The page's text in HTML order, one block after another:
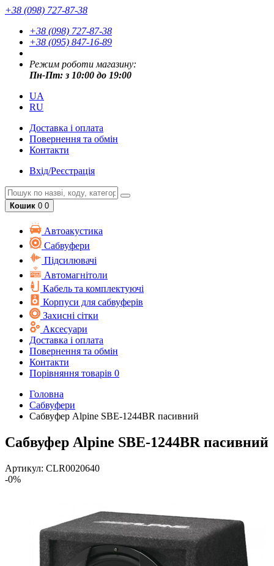
+38 (098) 727-87-38
+38 (098) 727-87-38
+38 (095) 847-16-89
Режим роботи магазину:
Пн-Пт: з 10:00 до 19:00
UA
RU
Доставка і оплата
Повернення та обмін
Контакти
Вхід/Реєстрація
Кошик 0 0
Автоакустика
Cабвуфери
Підсилювачі
Автомагнітоли
Кабель та комплектуючі
Корпуси для сабвуферів
Захисні сітки
Аксесуари
Доставка і оплата
Повернення та обмін
Контакти
Порівняння товарів 0
Головна
Cабвуфери
Сабвуфер Alpine SBE-1244BR пасивний
Сабвуфер Alpine SBE-1244BR пасивний
Артикул: CLR0020640
-0%